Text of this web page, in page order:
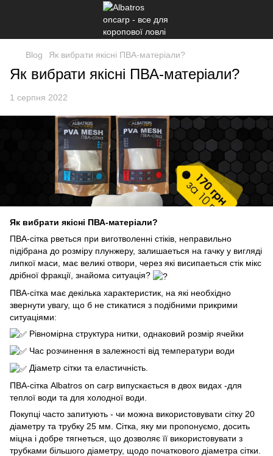
Blog Як вибрати якісні ПВА-матеріали?
Як вибрати якісні ПВА-матеріали?
1 серпня 2022
Як вибрати якісні ПВА-матеріали?
ПВА-сітка рветься при виготволенні стіків, неправильно
підібрана до розміру плунжеру, залишаеться на гачку у вигляді
липкої маси, має великі отвори, через які висипаеться стік мікс
дрібної фракції, знайома ситуація?
ПВА-сітка має декілька характеристик, на які необхідно
звернути увагу, що б не стикатися з подібними прикрими
ситуаціями:
Рівномірна структура нитки, однаковий розмір ячейки
Час розчинення в залежності від температури води
Діаметр сітки та еластичність.
ПВА-сітка Albatros on carp випускається в двох видах -для
теплої води та для холодної води.
Покупці часто запитують - чи можна використовувати сітку 20
діаметру та трубку 25 мм. Сітка, яку ми пропонуємо, досить
міцна і добре тягнеться, що дозволяє її використовувати з
трубками більшого діаметру, щодо початкового діаметра сітки.